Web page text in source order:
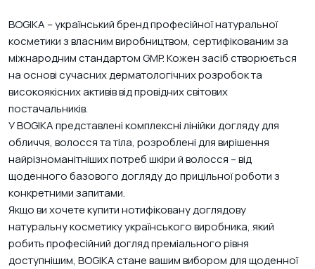
BOGIKA – український бренд професійної натуральної
косметики з власним виробництвом, сертифікованим за
міжнародним стандартом GMP. Кожен засіб створюється
на основі сучасних дерматологічних розробок та
високоякісних активів від провідних світових
постачальників.
У BOGIKA представлені комплексні лінійки догляду для
обличчя, волосся та тіла, розроблені для вирішення
найрізноманітніших потреб шкіри й волосся – від
щоденного базового догляду до прицільної роботи з
конкретними запитами.
Якщо ви хочете купити нотифіковану доглядову
натуральну косметику українського виробника, який
робить професійний догляд преміального рівня
доступнішим, BOGIKA стане вашим вибором для щоденної